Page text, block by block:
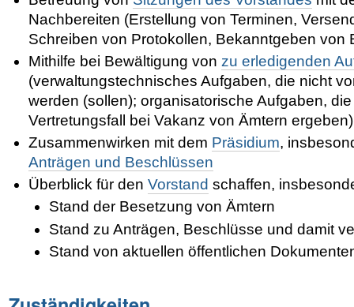
Nachbereiten (Erstellung von Terminen,
Schreiben von Protokollen, Bekanntgeben von
Mithilfe bei Bewältigung von zu erledigenden
(verwaltungstechnisches Aufgaben, die nicht
werden (sollen); organisatorische Aufgaben,
Vertretungsfall bei Vakanz von Ämtern ergeben)
Zusammenwirken mit dem Präsidium,
Anträgen und Beschlüssen
Überblick für denVorstand schaffen,
Stand der Besetzung von Ämtern
Stand zu Anträgen, Beschlüsse und damit
Stand von aktuellen öffentlichen